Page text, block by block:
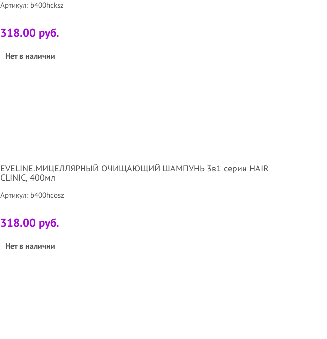
Артикул: b400hcksz
318.00 руб.
Нет в наличии
EVELINE.МИЦЕЛЛЯРНЫЙ ОЧИЩАЮЩИЙ ШАМПУНЬ 3в1 серии HAIR
CLINIC, 400мл
Артикул: b400hcosz
318.00 руб.
Нет в наличии